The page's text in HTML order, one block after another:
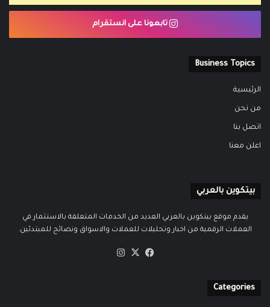
تابعونا على انستقرام
Business Topics
الرئيسية
من نحن
اتصل بنا
اعلن معنا
بيتكوين بالعربي
يقدم موقع بيتكوين بالعربي العديد من الخدمات المتعلقة بالاستثمار في
العملات الرقمية من اخبار وتحليلات للعملات والاسواق ونصائح للمبتدئين.
فيسبوك
‫X
Categories